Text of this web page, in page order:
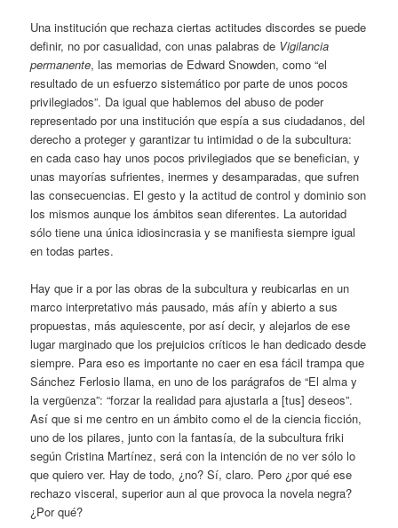
Una institución que rechaza ciertas actitudes discordes se puede
definir, no por casualidad, con unas palabras de Vigilancia
permanente, las memorias de Edward Snowden, como “el
resultado de un esfuerzo sistemático por parte de unos pocos
privilegiados”. Da igual que hablemos del abuso de poder
representado por una institución que espía a sus ciudadanos, del
derecho a proteger y garantizar tu intimidad o de la subcultura:
en cada caso hay unos pocos privilegiados que se benefician, y
unas mayorías sufrientes, inermes y desamparadas, que sufren
las consecuencias. El gesto y la actitud de control y dominio son
los mismos aunque los ámbitos sean diferentes. La autoridad
sólo tiene una única idiosincrasia y se manifiesta siempre igual
en todas partes.
Hay que ir a por las obras de la subcultura y reubicarlas en un
marco interpretativo más pausado, más afín y abierto a sus
propuestas, más aquiescente, por así decir, y alejarlos de ese
lugar marginado que los prejuicios críticos le han dedicado desde
siempre. Para eso es importante no caer en esa fácil trampa que
Sánchez Ferlosio llama, en uno de los parágrafos de “El alma y
la vergüenza”: “forzar la realidad para ajustarla a [tus] deseos”.
Así que si me centro en un ámbito como el de la ciencia ficción,
uno de los pilares, junto con la fantasía, de la subcultura friki
según Cristina Martínez, será con la intención de no ver sólo lo
que quiero ver. Hay de todo, ¿no? Sí, claro. Pero ¿por qué ese
rechazo visceral, superior aun al que provoca la novela negra?
¿Por qué?